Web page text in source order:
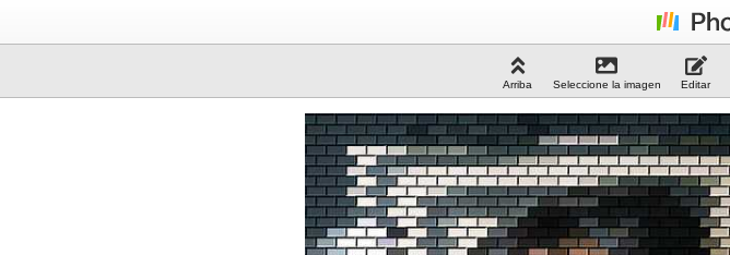
Arriba Seleccione la imagen Editar